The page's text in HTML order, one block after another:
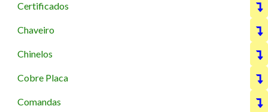
Certificados
Chaveiro
Chinelos
Cobre Placa
Comandas